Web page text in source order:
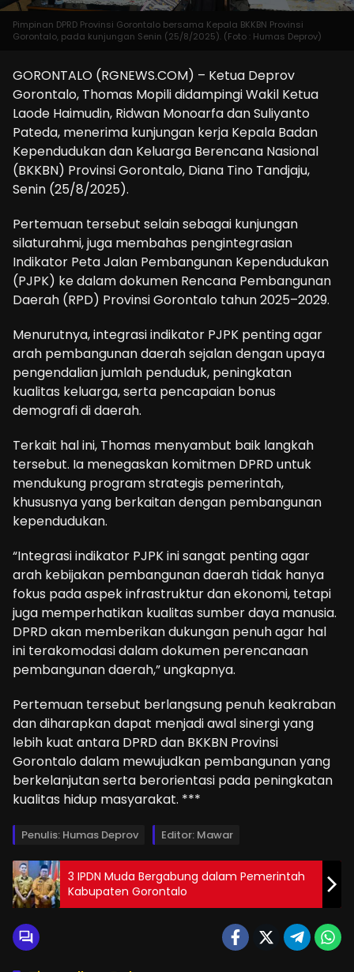
Pimpinan DPRD Provinsi Gorontalo bersama Kepala BKKBN Provinsi
Gorontalo, pada kunjungan Senin (25/8/2025). (Foto : Humas Deprov)
GORONTALO (RGNEWS.COM) – Ketua Deprov
Gorontalo, Thomas Mopili didampingi Wakil Ketua
Laode Haimudin, Ridwan Monoarfa dan Suliyanto
Pateda, menerima kunjungan kerja Kepala Badan
Kependudukan dan Keluarga Berencana Nasional
(BKKBN) Provinsi Gorontalo, Diana Tino Tandjaju,
Senin (25/8/2025).
Pertemuan tersebut selain sebagai kunjungan
silaturahmi, juga membahas pengintegrasian
Indikator Peta Jalan Pembangunan Kependudukan
(PJPK) ke dalam dokumen Rencana Pembangunan
Daerah (RPD) Provinsi Gorontalo tahun 2025–2029.
Menurutnya, integrasi indikator PJPK penting agar
arah pembangunan daerah sejalan dengan upaya
pengendalian jumlah penduduk, peningkatan
kualitas keluarga, serta pencapaian bonus
demografi di daerah.
Terkait hal ini, Thomas menyambut baik langkah
tersebut. Ia menegaskan komitmen DPRD untuk
mendukung program strategis pemerintah,
khususnya yang berkaitan dengan pembangunan
kependudukan.
“Integrasi indikator PJPK ini sangat penting agar
arah kebijakan pembangunan daerah tidak hanya
fokus pada aspek infrastruktur dan ekonomi, tetapi
juga memperhatikan kualitas sumber daya manusia.
DPRD akan memberikan dukungan penuh agar hal
ini terakomodasi dalam dokumen perencanaan
pembangunan daerah,” ungkapnya.
Pertemuan tersebut berlangsung penuh keakraban
dan diharapkan dapat menjadi awal sinergi yang
lebih kuat antara DPRD dan BKKBN Provinsi
Gorontalo dalam mewujudkan pembangunan yang
berkelanjutan serta berorientasi pada peningkatan
kualitas hidup masyarakat. ***
Penulis: Humas Deprov Editor: Mawar
3 IPDN Muda Bergabung dalam Pemerintah
Kabupaten Gorontalo